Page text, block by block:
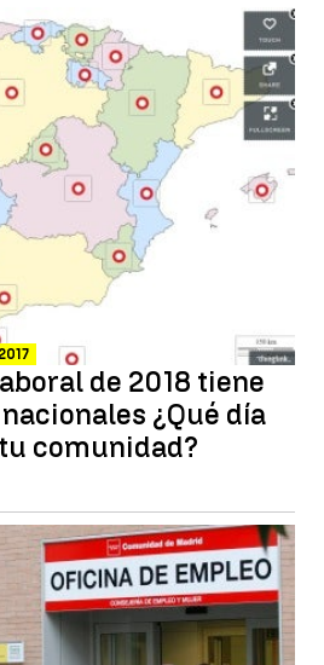
de 2018 tiene
¿Qué día
comunidad?